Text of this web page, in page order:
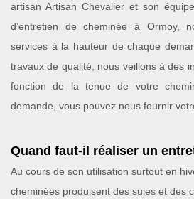
artisan Artisan Chevalier et son
d’entretien de cheminée à Ormoy,
services à la hauteur de chaque
travaux de qualité, nous veillons à des
fonction de la tenue de votre
demande, vous pouvez nous fournir
Quand faut-il réaliser un
Au cours de son utilisation surtout en
cheminées produisent des suies et des